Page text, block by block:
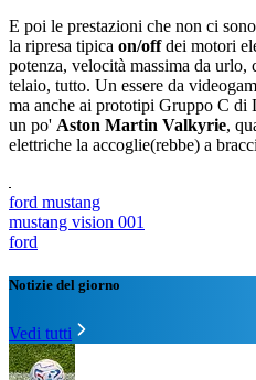
E poi le prestazioni che non ci
la ripresa tipica on/offdei motori
potenza, velocità massima da
telaio, tutto. Un essere da
ma anche ai prototipi Gruppo C di
un po' Aston Martin Valkyrie,
elettriche la accoglie(rebbe) a
ford mustang
mustang vision 001
ford
Notizie del giorno
Vedi tutti